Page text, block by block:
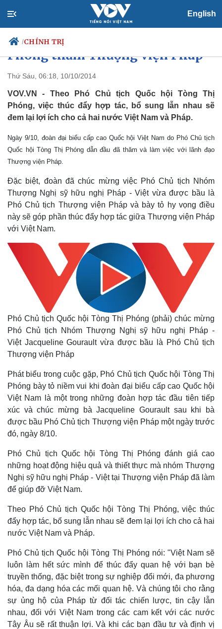
English
/CHÍNH TRỊ
Chính trị
Đảng
Tổ chức nhân sự
Nhận diện sự thật
Xã hội
Tin 24h
Dự báo thời tiết
Dấu ấn VOV
Việc làm
Phó Chủ tịch Quốc Hội Tòng Thị
Phóng thăm Thượng viện Pháp
Thứ Sáu, 06:18, 10/10/2014
VOV.VN - Theo Phó Chủ tịch Quốc hội Tòng Thị
Phóng, việc thúc đẩy hợp tác, bổ sung lẫn nhau sẽ
đem lại lợi ích cho cả hai nước Việt Nam và Pháp.
Ngày 9/10, đoàn đại biểu cấp cao Quốc hội Việt Nam do Phó Chủ tịch
Quốc hội Tòng Thị Phóng dẫn đầu đã thăm và làm việc với lãnh đạo
Thượng viện Pháp.
Đặc biệt, đoàn đã chúc mừng việc Phó Chủ tịch Nhóm
Thượng Nghị sỹ hữu nghị Pháp - Việt vừa được bầu là
Phó Chủ tịch Thượng viện Pháp và bày tỏ hy vọng điều
này sẽ góp phần thúc đẩy hợp tác giữa Thượng viện Pháp
với Việt Nam.
Phó Chủ tịch Quốc hội Tòng Thị Phóng (phải) chúc mừng
Phó Chủ tịch Nhóm Thượng Nghị sỹ hữu nghị Pháp -
Việt Jacqueline Gourault vừa được bầu là Phó Chủ tịch
Thượng viện Pháp
Phát biểu trong cuộc gặp, Phó Chủ tịch Quốc hội Tòng Thị
Phóng bày tỏ niềm vui khi đoàn đại biểu cấp cao Quốc hội
Việt Nam là một trong những đoàn hợp tác đầu tiên tiếp
xúc và chúc mừng bà Jacqueline Gourault sau khi bà
được bầu Phó Chủ tịch Thượng viện Pháp một ngày trước
đó, ngày 8/10.
Phó Chủ tịch Quốc hội Tòng Thị Phóng đánh giá cao
những hoạt động hiệu quả và thiết thực mà nhóm Thượng
Nghị sỹ hữu nghị Pháp - Việt tại Thượng viện Pháp đã làm
để giúp đỡ Việt Nam.
Theo Phó Chủ tịch Quốc hội Tòng Thị Phóng, việc thúc
đẩy hợp tác, bổ sung lẫn nhau sẽ đem lại lợi ích cho cả hai
nước Việt Nam và Pháp.
Phó Chủ tịch Quốc hội Tòng Thị Phóng nói: "Việt Nam sẽ
luôn làm hết sức mình để thúc đẩy quan hệ với bạn bè
truyền thống, đặc biệt trong sự nghiệp đổi mới, đa phương
hóa, đa dạng hóa các mối quan hệ. Và chúng tôi cho rằng
sự ủng hộ của Pháp từ đối tác chiến lược, tin cậy lẫn
nhau, đối với Việt Nam trong các cam kết với các nước
Tây Âu sẽ rất thuận lợi. Và khi các bạn đầu tư và định vị